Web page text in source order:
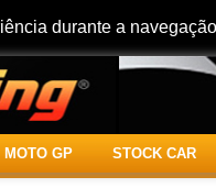
durante a
MOTO GP STOCK CAR